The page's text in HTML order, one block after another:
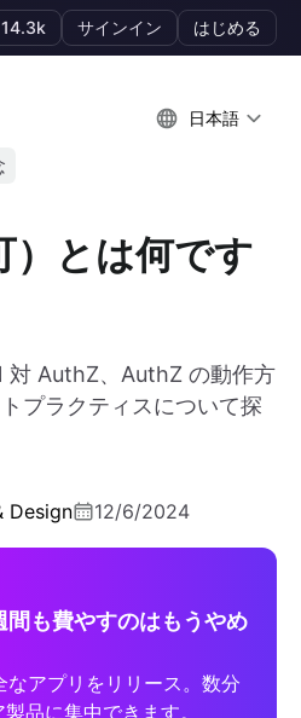
サインイン はじめる
日本語
とは何です
AuthZ、AuthZ の動作方
プラクティスについて探
Design 12/6/2024
も費やすのはもうやめ
アプリをリリース。数分
品に集中できます。